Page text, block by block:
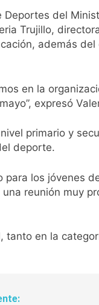
del
Trujillo,
además
en la
expresó
primario y
deporte.
los jóvenes
reunión muy
en la